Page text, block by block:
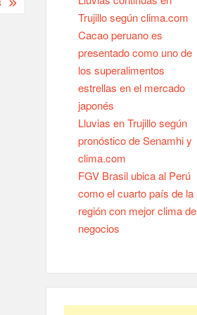
Trujillo según clima.com
Cacao peruano es
presentado como uno de
los superalimentos
estrellas en el mercado
japonés
Lluvias en Trujillo según
pronóstico de Senamhi y
clima.com
FGV Brasil ubica al Perú
como el cuarto país de la
región con mejor clima de
negocios